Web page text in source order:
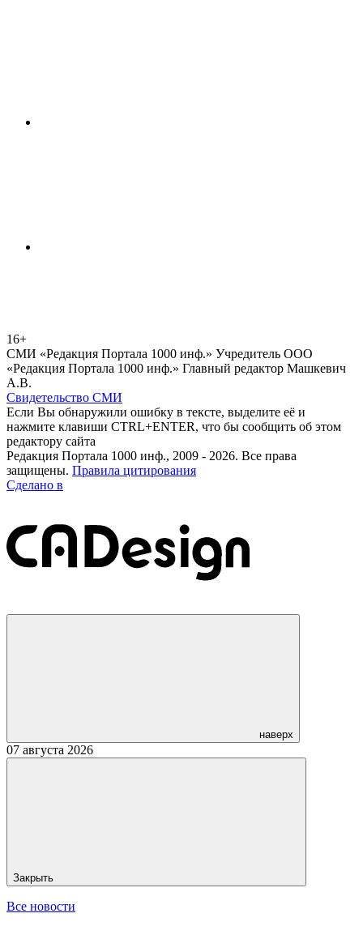
16+
СМИ «Редакция Портала 1000 инф.» Учредитель ООО
«Редакция Портала 1000 инф.» Главный редактор Машкевич
А.В.
Свидетельство СМИ
Если Вы обнаружили ошибку в тексте, выделите её и
нажмите клавиши CTRL+ENTER, что бы сообщить об этом
редактору сайта
Редакция Портала 1000 инф., 2009 - 2026. Все права
защищены. Правила цитирования
Сделано в
наверх
07 августа 2026
Закрыть
Все новости